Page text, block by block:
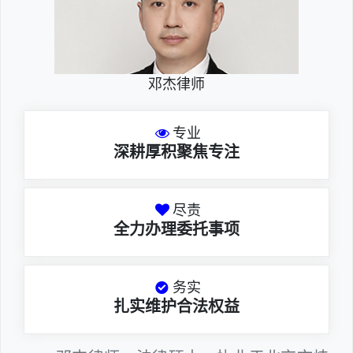
邓杰律师
专业
深耕厚积聚焦专注
尽责
全力办理委托事项
务实
扎实维护合法权益